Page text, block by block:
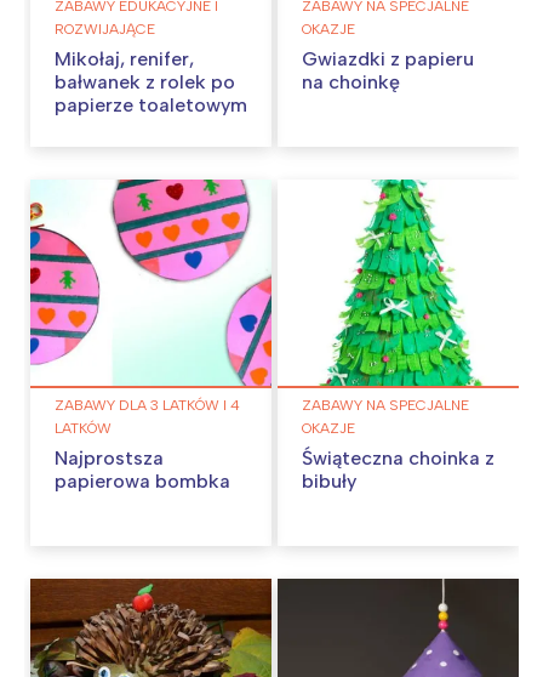
ZABAWY EDUKACYJNE I
ROZWIJAJĄCE
Mikołaj, renifer,
bałwanek z rolek po
papierze toaletowym
ZABAWY NA SPECJALNE
OKAZJE
Gwiazdki z papieru
na choinkę
ZABAWY DLA 3 LATKÓW I 4
LATKÓW
Najprostsza
papierowa bombka
ZABAWY NA SPECJALNE
OKAZJE
Świąteczna choinka z
bibuły